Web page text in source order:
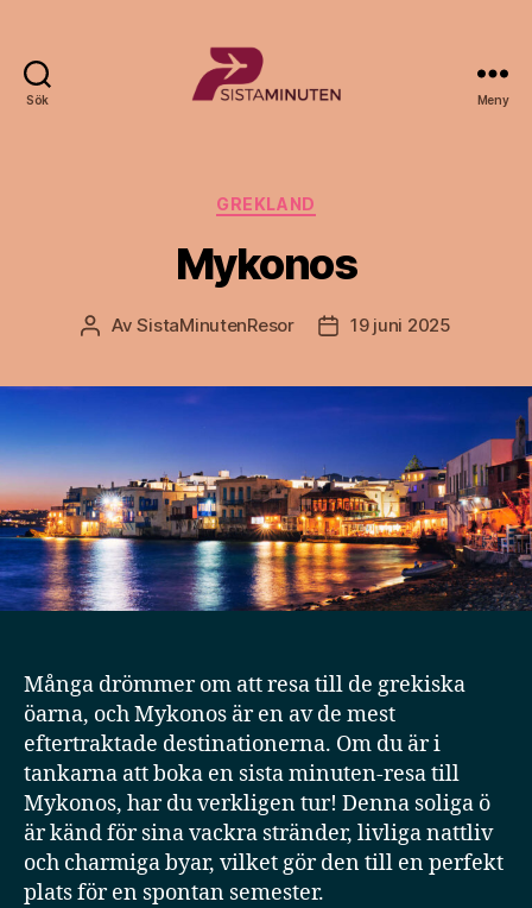
Sök Meny
Kategorier
GREKLAND
Mykonos
Inläggsförfattare
AvSistaMinutenResor Inläggsdatum
19 juni 2025
Många drömmer om att resa till de grekiska
öarna, och Mykonos är en av de mest
eftertraktade destinationerna. Om du är i
tankarna att boka en sista minuten-resa till
Mykonos, har du verkligen tur! Denna soliga ö
är känd för sina vackra stränder, livliga nattliv
och charmiga byar, vilket gör den till en perfekt
plats för en spontan semester.